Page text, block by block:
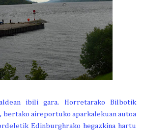
ibili gara. Horretarako Bilbotik
bertako aireportuko aparkalekuan autoa
Edinburghrako hegazkina hartu